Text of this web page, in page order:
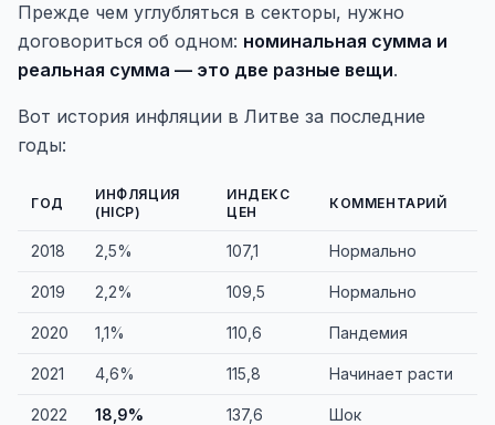
Прежде чем углубляться в секторы, нужно
договориться об одном: номинальная сумма и
реальная сумма — это две разные вещи.
Вот история инфляции в Литве за последние
годы:
ГОД
ИНФЛЯЦИЯ
(HICP)
ИНДЕКС
ЦЕН
КОММЕНТАРИЙ
2018 2,5% 107,1 Нормально
2019 2,2% 109,5 Нормально
2020 1,1% 110,6 Пандемия
2021 4,6% 115,8 Начинает расти
2022 18,9% 137,6 Шок